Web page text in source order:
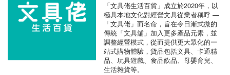
「文具佬生活百貨」成立於2020年，以
極具本地文化對經營文具從業者稱呼 —
「文具佬」而名命，旨在令日漸式微的
傳統「文具舖」加入更多產品元素，並
調整經營模式，從而提供更大眾化的一
站式購物體驗，貨品包括文具、卡通精
品、玩具遊戲、食品飲品、母嬰育兒、
生活雜貨等。